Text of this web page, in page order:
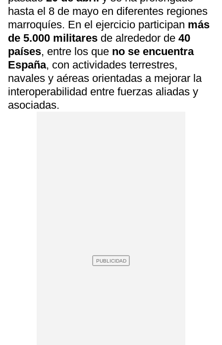
hasta el 8 de mayo en diferentes regiones
marroquíes. En el ejercicio participan más
de 5.000 militares de alrededor de 40
países, entre los que no se encuentra
España, con actividades terrestres,
navales y aéreas orientadas a mejorar la
interoperabilidad entre fuerzas aliadas y
asociadas.